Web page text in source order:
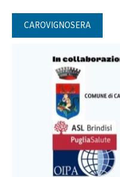
CAROVIGNOSERA